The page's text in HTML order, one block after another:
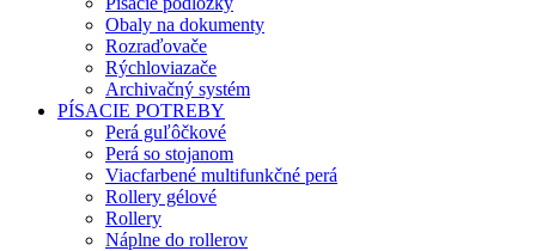
Obaly na dokumenty
Rozraďovače
Rýchloviazače
Archivačný systém
PÍSACIE POTREBY
Perá guľôčkové
Perá so stojanom
Viacfarbené multifunkčné perá
Rollery gélové
Rollery
Náplne do rollerov